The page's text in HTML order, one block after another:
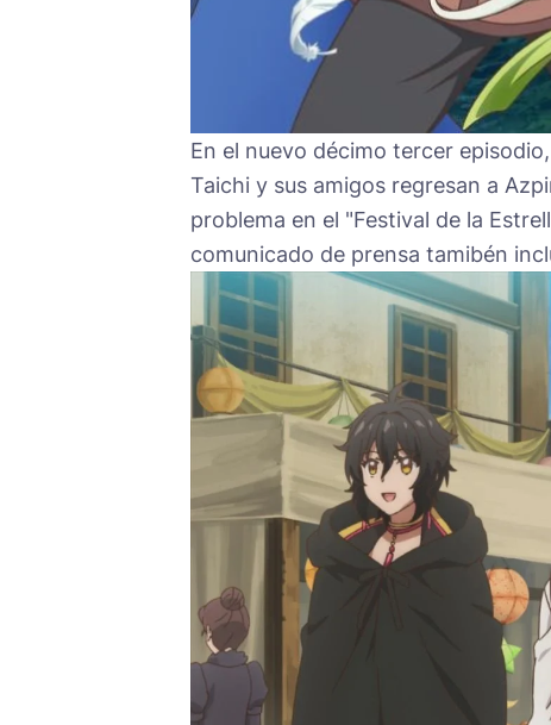
En el nuevo décimo tercer
Taichi y sus amigos regresan a
problema en el "Festival de la
comunicado de prensa tamibén